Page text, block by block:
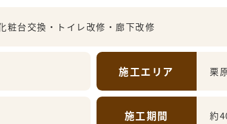
粧台交換・トイレ改修・廊下改修
施工エリア 栗
施工期間 約